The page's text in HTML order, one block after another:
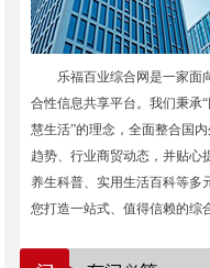
乐福百业综合网是一家面
合性信息共享平台。我们秉承
慧生活”的理念，全面整合国
趋势、行业商贸动态，并贴心
养生科普、实用生活百科等多
您打造一站式、值得信赖的综